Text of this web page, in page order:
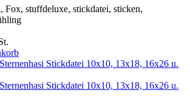
Fox, stuffdeluxe, stickdatei, sticken,